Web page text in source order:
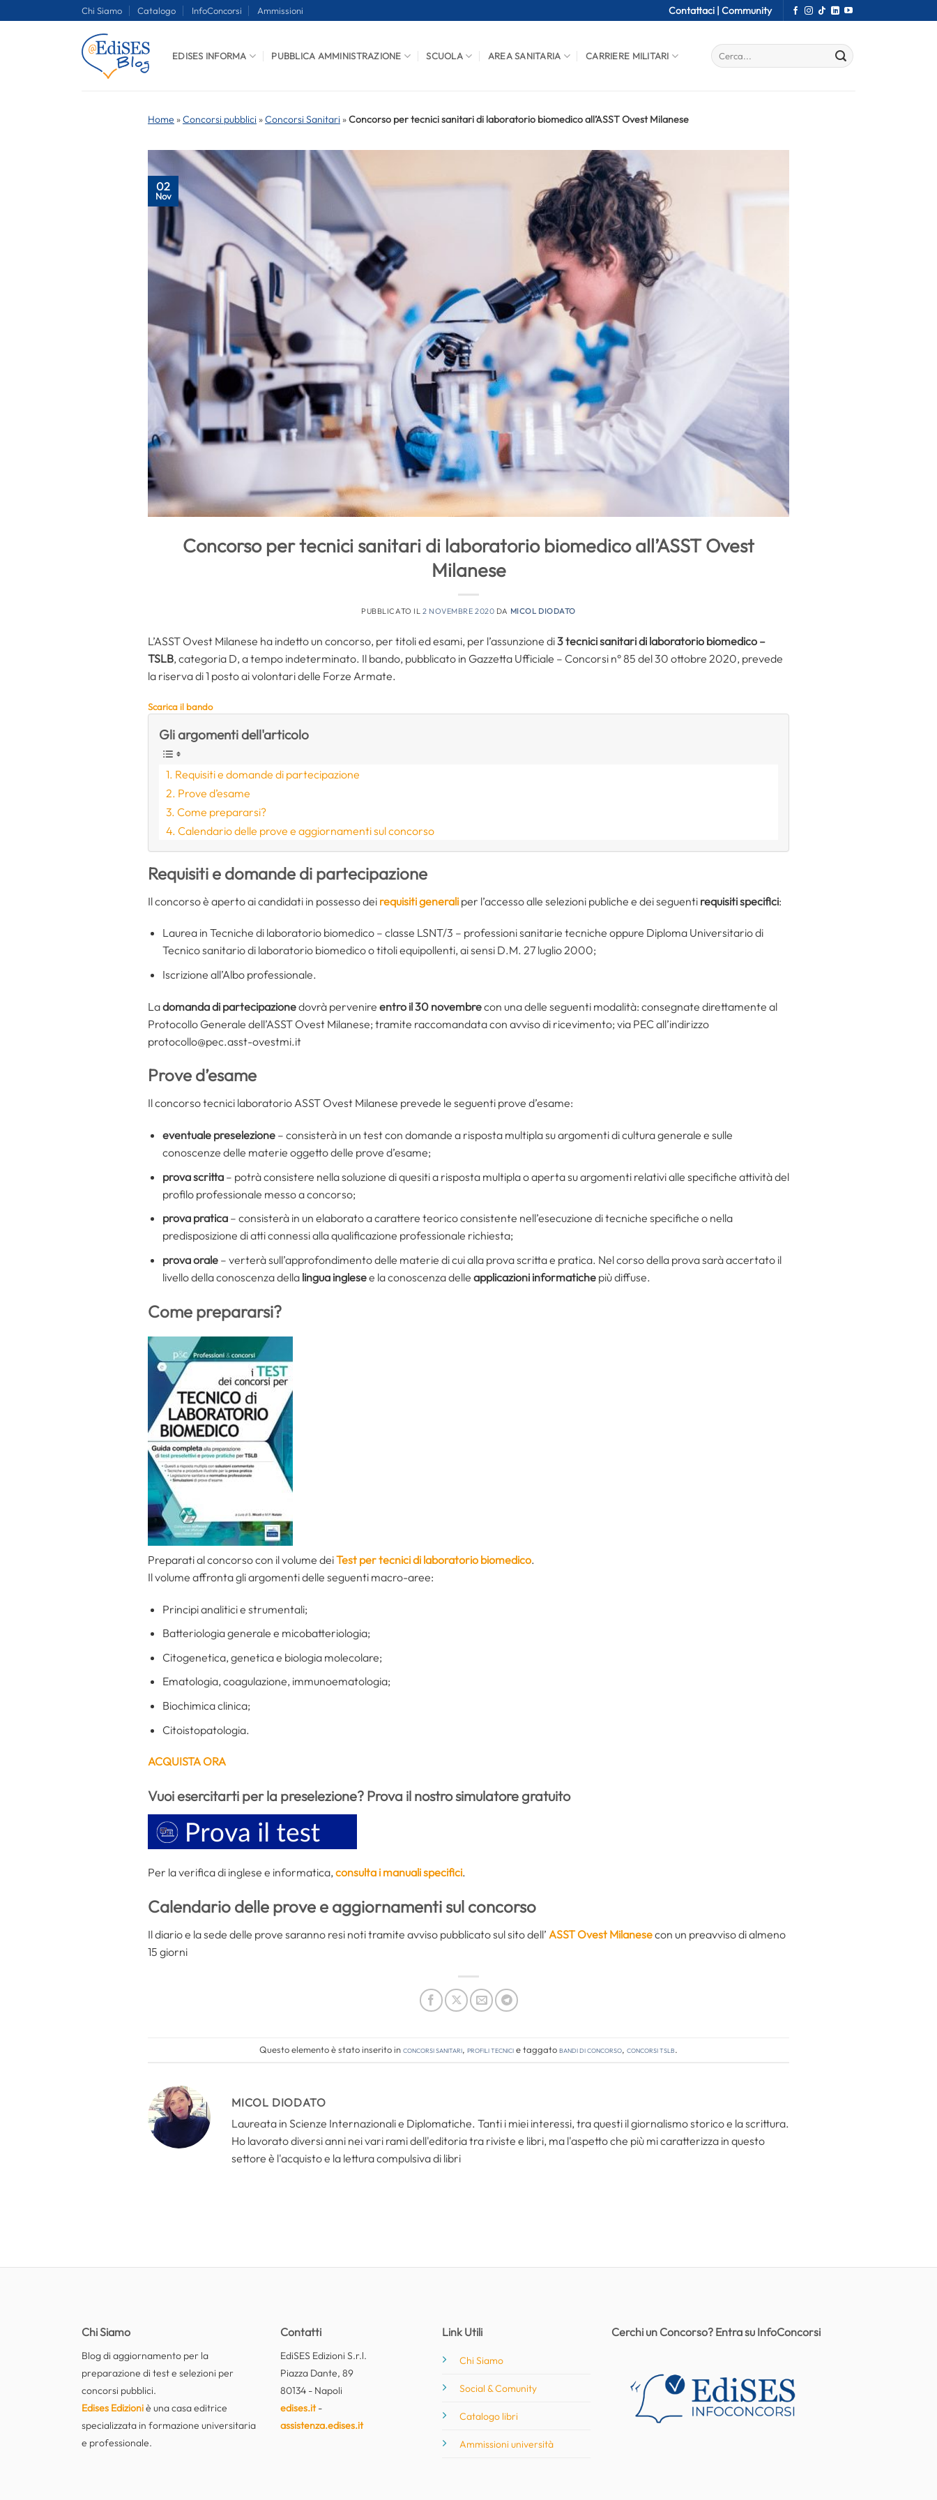
Chi Siamo Catalogo InfoConcorsi Ammissioni Contattaci | Community
EDISES INFORMA PUBBLICA AMMINISTRAZIONE SCUOLA AREA SANITARIA CARRIERE MILITARI
Home »Concorsi pubblici »Concorsi Sanitari »Concorso per tecnici sanitari di laboratorio biomedico all’ASST Ovest Milanese
02
Nov
Concorso per tecnici sanitari di laboratorio biomedico all’ASST Ovest
Milanese
PUBBLICATO IL 2 NOVEMBRE 2020 DA MICOL DIODATO
L’ASST Ovest Milanese ha indetto un concorso, per titoli ed esami, per l’assunzione di3 tecnici sanitari di laboratorio biomedico –
TSLB, categoria D, a tempo indeterminato. Il bando, pubblicato in Gazzetta Ufficiale – Concorsi n° 85 del 30 ottobre 2020, prevede
la riserva di 1 posto ai volontari delle Forze Armate.
Scarica il bando
Gli argomenti dell'articolo
Requisiti e domande di partecipazione
Prove d’esame
Come prepararsi?
Calendario delle prove e aggiornamenti sul concorso
Requisiti e domande di partecipazione
Il concorso è aperto ai candidati in possesso dei requisiti generali per l’accesso alle selezioni publiche e dei seguenti requisiti specifici:
Laurea in Tecniche di laboratorio biomedico – classe LSNT/3 – professioni sanitarie tecniche oppure Diploma Universitario di
Tecnico sanitario di laboratorio biomedico o titoli equipollenti, ai sensi D.M. 27 luglio 2000;
Iscrizione all’Albo professionale.
Ladomanda di partecipazionedovrà pervenire entro il 30 novembrecon una delle seguenti modalità: consegnate direttamente al
Protocollo Generale dell’ASST Ovest Milanese; tramite raccomandata con avviso di ricevimento; via PEC all’indirizzo
protocollo@pec.asst-ovestmi.it
Prove d’esame
Il concorso tecnici laboratorio ASST Ovest Milanese prevede le seguenti prove d’esame:
eventuale preselezione– consisterà in un test con domande a risposta multipla su argomenti di cultura generale e sulle
conoscenze delle materie oggetto delle prove d’esame;
prova scritta– potrà consistere nella soluzione di quesiti a risposta multipla o aperta su argomenti relativi alle specifiche attività del
profilo professionale messo a concorso;
prova pratica– consisterà in un elaborato a carattere teorico consistente nell’esecuzione di tecniche specifiche o nella
predisposizione di atti connessi alla qualificazione professionale richiesta;
prova orale– verterà sull’approfondimento delle materie di cui alla prova scritta e pratica. Nel corso della prova sarà accertato il
livello della conoscenza della lingua inglesee la conoscenza delle applicazioni informatichepiù diffuse.
Come prepararsi?
Preparati al concorso con il volume deiTest per tecnici di laboratorio biomedico.
Il volume affronta gli argomenti delle seguenti macro-aree:
Principi analitici e strumentali;
Batteriologia generale e micobatteriologia;
Citogenetica, genetica e biologia molecolare;
Ematologia, coagulazione, immunoematologia;
Biochimica clinica;
Citoistopatologia.
ACQUISTA ORA
Vuoi esercitarti per la preselezione? Prova il nostro simulatore gratuito
Per la verifica di inglese e informatica,consulta i manuali specifici.
Calendario delle prove e aggiornamenti sul concorso
Il diario e la sede delle prove saranno resi noti tramite avviso pubblicato sul sito dell’ ASST Ovest Milanesecon un preavviso di almeno
15 giorni
Questo elemento è stato inserito inConcorsi Sanitari, Profili tecnicie taggatobandi di concorso, concorsi tslb.
MICOL DIODATO
Laureata in Scienze Internazionali e Diplomatiche. Tanti i miei interessi, tra questi il giornalismo storico e la scrittura.
Ho lavorato diversi anni nei vari rami dell'editoria tra riviste e libri, ma l'aspetto che più mi caratterizza in questo
settore è l'acquisto e la lettura compulsiva di libri
Chi Siamo
Blog di aggiornamento per la
preparazione di test e selezioni per
concorsi pubblici.
Edises Edizioniè una casa editrice
specializzata in formazione universitaria
e professionale.
Contatti
EdiSES Edizioni S.r.l.
Piazza Dante, 89
80134 - Napoli
edises.it-
assistenza.edises.it
Link Utili
Chi Siamo
Social & Comunity
Catalogo libri
Ammissioni università
Cerchi un Concorso? Entra su InfoConcorsi